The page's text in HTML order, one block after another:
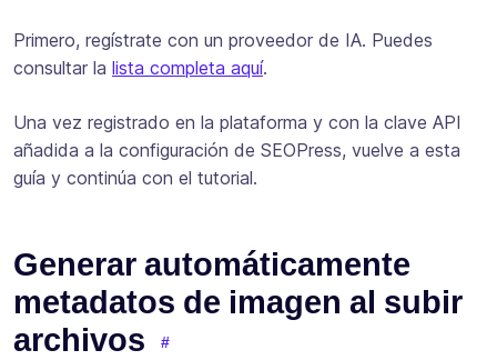
Primero, regístrate con un proveedor de IA. Puedes
consultar la lista completa aquí.
Una vez registrado en la plataforma y con la clave API
añadida a la configuración de SEOPress, vuelve a esta
guía y continúa con el tutorial.
Generar automáticamente
metadatos de imagen al subir
archivos